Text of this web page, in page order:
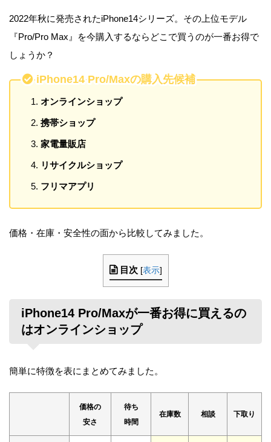
2022年秋に発売されたiPhone14シリーズ。その上位モデル
『Pro/Pro Max』を今購入するならどこで買うのが一番お得で
しょうか？
iPhone14 Pro/Maxの購入先候補
オンラインショップ
携帯ショップ
家電量販店
リサイクルショップ
フリマアプリ
価格・在庫・安全性の面から比較してみました。
目次 [表示]
iPhone14 Pro/Maxが一番お得に買えるの
はオンラインショップ
簡単に特徴を表にまとめてみました。
価格の
安さ
待ち
時間
在庫数 相談 下取り